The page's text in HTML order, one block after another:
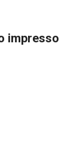
impresso